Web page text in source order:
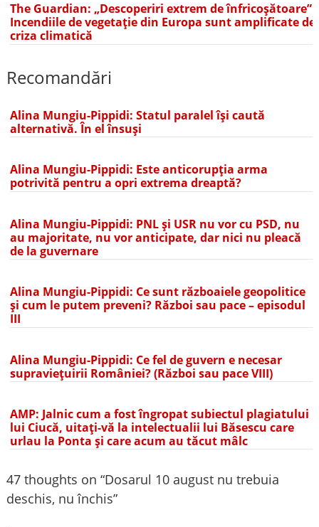
The Guardian: „Descoperiri extrem de înfricoșătoare”.
Incendiile de vegetație din Europa sunt amplificate de
criza climatică
Recomandări
Alina Mungiu-Pippidi: Statul paralel își caută
alternativă. În el însuși
Alina Mungiu-Pippidi: Este anticorupția arma
potrivită pentru a opri extrema dreaptă?
Alina Mungiu-Pippidi: PNL și USR nu vor cu PSD, nu
au majoritate, nu vor anticipate, dar nici nu pleacă
de la guvernare
Alina Mungiu-Pippidi: Ce sunt războaiele geopolitice
și cum le putem preveni? Război sau pace – episodul
III
Alina Mungiu-Pippidi: Ce fel de guvern e necesar
supraviețuirii României? (Război sau pace VIII)
AMP: Jalnic cum a fost îngropat subiectul plagiatului
lui Ciucă, uitați-vă la intelectualii lui Băsescu care
urlau la Ponta și care acum au tăcut mâlc
47 thoughts on “Dosarul 10 august nu trebuia
deschis, nu închis”